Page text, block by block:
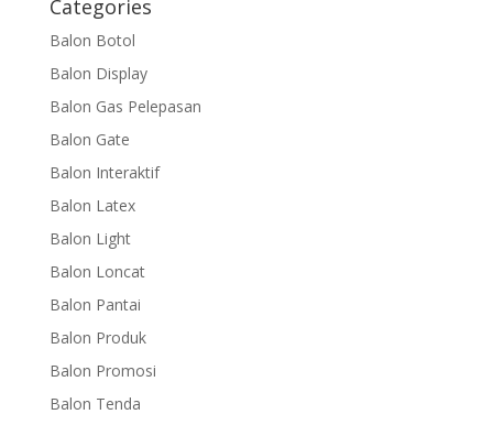
Categories
Balon Botol
Balon Display
Balon Gas Pelepasan
Balon Gate
Balon Interaktif
Balon Latex
Balon Light
Balon Loncat
Balon Pantai
Balon Produk
Balon Promosi
Balon Tenda